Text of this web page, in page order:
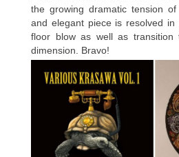
the growing dramatic tension
and elegant piece is resolved in
floor blow as well as transition
dimension. Bravo!